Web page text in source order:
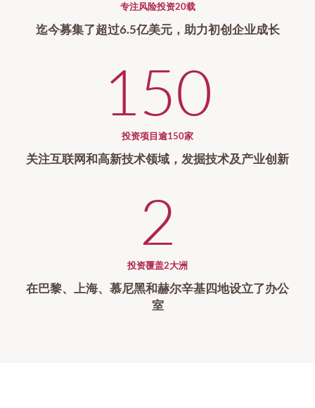
专注风险投资20载
迄今募集了超过6.5亿美元，助力初创企业成长
150
投资项目逾150家
关注互联网和高新技术领域，发掘技术及产业创新
2
投资覆盖2大洲
在巴黎、上海、慕尼黑和赫尔辛基四地设立了办公
室